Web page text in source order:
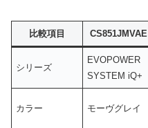
比較項目 CS851JMVAE
シリーズ
EVOPOWER
SYSTEM iQ+
カラー モーヴグレイ